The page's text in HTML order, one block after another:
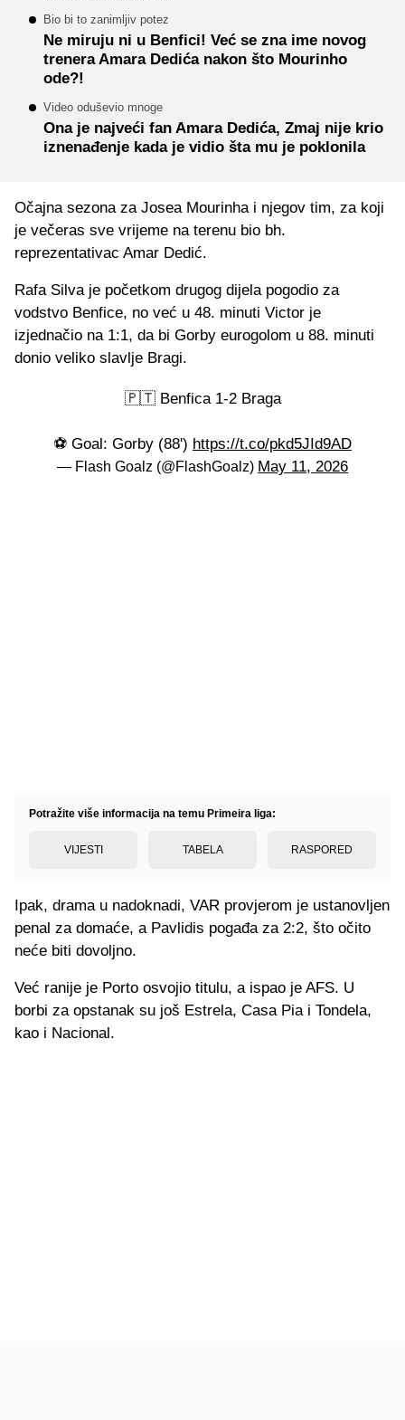
Bio bi to zanimljiv potez
Ne miruju ni u Benfici! Već se zna ime novog
trenera Amara Dedića nakon što Mourinho
ode?!
Video oduševio mnoge
Ona je najveći fan Amara Dedića, Zmaj nije krio
iznenađenje kada je vidio šta mu je poklonila
Očajna sezona za Josea Mourinha i njegov tim, za koji
je večeras sve vrijeme na terenu bio bh.
reprezentativac Amar Dedić.
Rafa Silva je početkom drugog dijela pogodio za
vodstvo Benfice, no već u 48. minuti Victor je
izjednačio na 1:1, da bi Gorby eurogolom u 88. minuti
donio veliko slavlje Bragi.
🇵🇹 Benfica 1-2 Braga
⚽️ Goal: Gorby (88') https://t.co/pkd5JId9AD
— Flash Goalz (@FlashGoalz) May 11, 2026
Potražite više informacija na temu Primeira liga:
VIJESTI TABELA RASPORED
Ipak, drama u nadoknadi, VAR provjerom je ustanovljen
penal za domaće, a Pavlidis pogađa za 2:2, što očito
neće biti dovoljno.
Već ranije je Porto osvojio titulu, a ispao je AFS. U
borbi za opstanak su još Estrela, Casa Pia i Tondela,
kao i Nacional.